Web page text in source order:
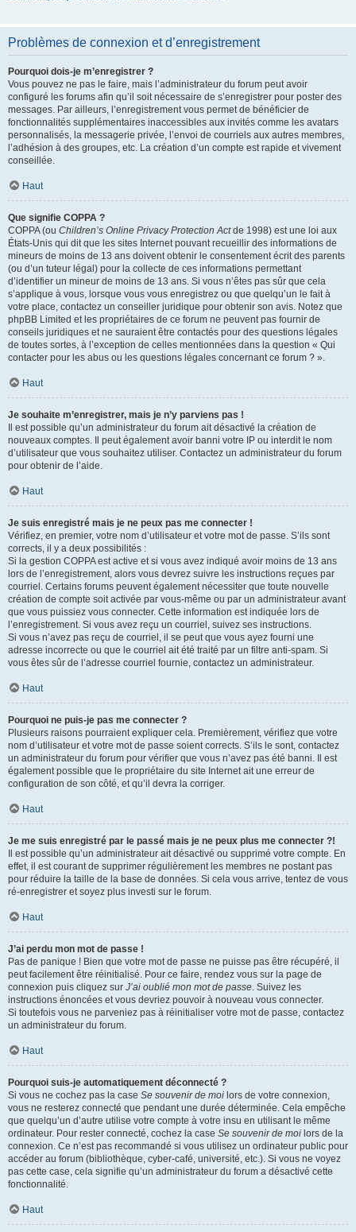
Problèmes de connexion et d’enregistrement
Pourquoi dois-je m’enregistrer ?
Vous pouvez ne pas le faire, mais l’administrateur du forum peut avoir
configuré les forums afin qu’il soit nécessaire de s’enregistrer pour poster des
messages. Par ailleurs, l’enregistrement vous permet de bénéficier de
fonctionnalités supplémentaires inaccessibles aux invités comme les avatars
personnalisés, la messagerie privée, l’envoi de courriels aux autres membres,
l’adhésion à des groupes, etc. La création d’un compte est rapide et vivement
conseillée.
Haut
Que signifie COPPA ?
COPPA (ou Children’s Online Privacy Protection Actde 1998) est une loi aux
États-Unis qui dit que les sites Internet pouvant recueillir des informations de
mineurs de moins de 13 ans doivent obtenir le consentement écrit des parents
(ou d’un tuteur légal) pour la collecte de ces informations permettant
d’identifier un mineur de moins de 13 ans. Si vous n’êtes pas sûr que cela
s’applique à vous, lorsque vous vous enregistrez ou que quelqu’un le fait à
votre place, contactez un conseiller juridique pour obtenir son avis. Notez que
phpBB Limited et les propriétaires de ce forum ne peuvent pas fournir de
conseils juridiques et ne sauraient être contactés pour des questions légales
de toutes sortes, à l’exception de celles mentionnées dans la question « Qui
contacter pour les abus ou les questions légales concernant ce forum ? ».
Haut
Je souhaite m’enregistrer, mais je n’y parviens pas !
Il est possible qu’un administrateur du forum ait désactivé la création de
nouveaux comptes. Il peut également avoir banni votre IP ou interdit le nom
d’utilisateur que vous souhaitez utiliser. Contactez un administrateur du forum
pour obtenir de l’aide.
Haut
Je suis enregistré mais je ne peux pas me connecter !
Vérifiez, en premier, votre nom d’utilisateur et votre mot de passe. S’ils sont
corrects, il y a deux possibilités :
Si la gestion COPPA est active et si vous avez indiqué avoir moins de 13 ans
lors de l’enregistrement, alors vous devrez suivre les instructions reçues par
courriel. Certains forums peuvent également nécessiter que toute nouvelle
création de compte soit activée par vous-même ou par un administrateur avant
que vous puissiez vous connecter. Cette information est indiquée lors de
l’enregistrement. Si vous avez reçu un courriel, suivez ses instructions.
Si vous n’avez pas reçu de courriel, il se peut que vous ayez fourni une
adresse incorrecte ou que le courriel ait été traité par un filtre anti-spam. Si
vous êtes sûr de l’adresse courriel fournie, contactez un administrateur.
Haut
Pourquoi ne puis-je pas me connecter ?
Plusieurs raisons pourraient expliquer cela. Premièrement, vérifiez que votre
nom d’utilisateur et votre mot de passe soient corrects. S’ils le sont, contactez
un administrateur du forum pour vérifier que vous n’avez pas été banni. Il est
également possible que le propriétaire du site Internet ait une erreur de
configuration de son côté, et qu’il devra la corriger.
Haut
Je me suis enregistré par le passé mais je ne peux plus me connecter ?!
Il est possible qu’un administrateur ait désactivé ou supprimé votre compte. En
effet, il est courant de supprimer régulièrement les membres ne postant pas
pour réduire la taille de la base de données. Si cela vous arrive, tentez de vous
ré-enregistrer et soyez plus investi sur le forum.
Haut
J’ai perdu mon mot de passe !
Pas de panique ! Bien que votre mot de passe ne puisse pas être récupéré, il
peut facilement être réinitialisé. Pour ce faire, rendez vous sur la page de
connexion puis cliquez sur J’ai oublié mon mot de passe. Suivez les
instructions énoncées et vous devriez pouvoir à nouveau vous connecter.
Si toutefois vous ne parveniez pas à réinitialiser votre mot de passe, contactez
un administrateur du forum.
Haut
Pourquoi suis-je automatiquement déconnecté ?
Si vous ne cochez pas la case Se souvenir de moi lors de votre connexion,
vous ne resterez connecté que pendant une durée déterminée. Cela empêche
que quelqu’un d’autre utilise votre compte à votre insu en utilisant le même
ordinateur. Pour rester connecté, cochez la case Se souvenir de moi lors de la
connexion. Ce n’est pas recommandé si vous utilisez un ordinateur public pour
accéder au forum (bibliothèque, cyber-café, université, etc.). Si vous ne voyez
pas cette case, cela signifie qu’un administrateur du forum a désactivé cette
fonctionnalité.
Haut